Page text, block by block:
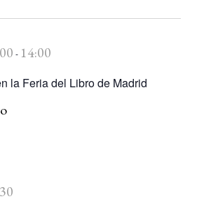
la Feria del Libro de Madrid
- 14:00